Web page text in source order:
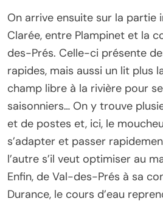
On arrive ensuite sur la partie
Clarée, entre Plampinet et la
des-Prés. Celle-ci présente
rapides, mais aussi un lit plus
champ libre à la rivière pour
saisonniers… On y trouve
et de postes et, ici, le
s’adapter et passer
l’autre s’il veut optimiser au
Enfin, de Val-des-Prés à sa
Durance, le cours d’eau